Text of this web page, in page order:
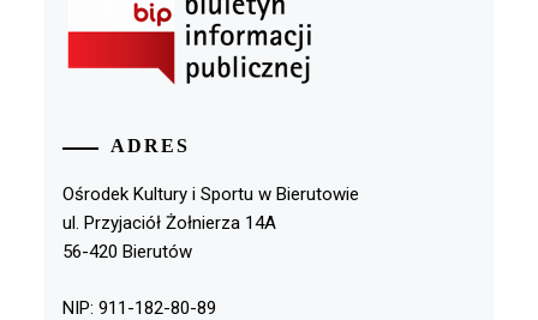
ADRES
Ośrodek Kultury i Sportu w Bierutowie
ul. Przyjaciół Żołnierza 14A
56-420 Bierutów
NIP: 911-182-80-89